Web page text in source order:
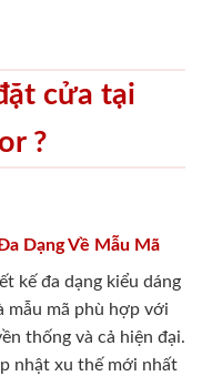
cửa tại
?
Dạng Về Mẫu Mã
kế đa dạng kiểu dáng
mẫu mã phù hợp với
thống và cả hiện đại.
nhật xu thế mới nhất